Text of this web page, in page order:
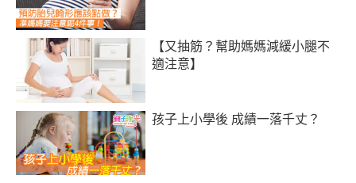
【又抽筋？幫助媽媽減緩小腿不
適注意】
孩子上小學後 成績一落千丈？